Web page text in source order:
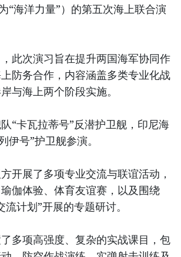
“海洋力量”）的第五次海上联合演
此次演习旨在提升两国海军协同作
防务合作，内容涵盖多类专业化战
与海上两个阶段实施。
“卡瓦拉蒂号”反潜护卫舰，印尼海
伊号”护卫舰参演。
开展了多项专业交流与联谊活动，
伽体验、体育友谊赛，以及围绕
计划”开展的专题研讨。
多项高强度、复杂的实战课目，包